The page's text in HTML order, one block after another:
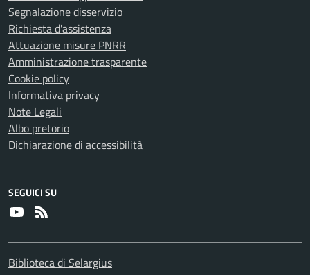
Segnalazione disservizio
Richiesta d'assistenza
Attuazione misure PNRR
Amministrazione trasparente
Cookie policy
Informativa privacy
Note Legali
Albo pretorio
Dichiarazione di accessibilità
SEGUICI SU
Youtube
Biblioteca di Selargius